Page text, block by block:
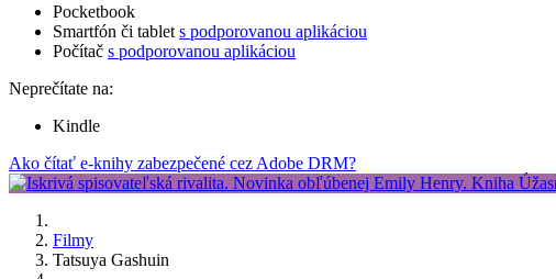
Pocketbook
Smartfón či tablet s podporovanou aplikáciou
Počítač s podporovanou aplikáciou
Neprečítate na:
Kindle
Ako čítať e-knihy zabezpečené cez Adobe DRM?
Filmy
Tatsuya Gashuin